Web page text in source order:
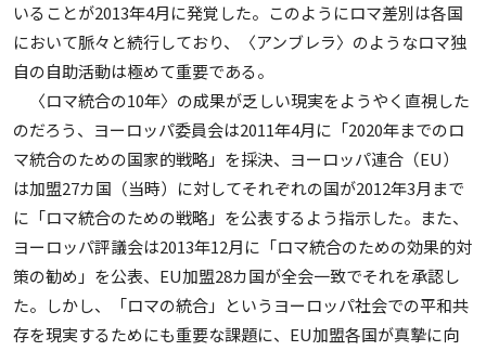
いることが2013年4月に発覚した。このようにロマ差別は各国
において脈々と続行しており、〈アンブレラ〉のようなロマ独
自の自助活動は極めて重要である。
〈ロマ統合の10年〉の成果が乏しい現実をようやく直視した
のだろう、ヨーロッパ委員会は2011年4月に「2020年までのロ
マ統合のための国家的戦略」を採決、ヨーロッパ連合（EU）
は加盟27カ国（当時）に対してそれぞれの国が2012年3月まで
に「ロマ統合のための戦略」を公表するよう指示した。また、
ヨーロッパ評議会は2013年12月に「ロマ統合のための効果的対
策の勧め」を公表、EU加盟28カ国が全会一致でそれを承認し
た。しかし、「ロマの統合」というヨーロッパ社会での平和共
存を現実するためにも重要な課題に、EU加盟各国が真摯に向